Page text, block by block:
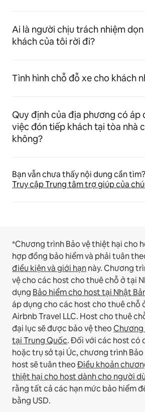
Ai là người chịu trách nhiệm dọn
khách của tôi rời đi?
Tình hình chỗ đỗ xe cho khách
Quy định của địa phương có áp
việc đón tiếp khách tại tòa nhà
không?
Bạn vẫn chưa thấy nội dung cần tìm?
Truy cập Trung tâm trợ giúp của
*Chương trình Bảo vệ thiệt hại cho
hợp đồng bảo hiểm và phải tuân
điều kiện và giới hạnnày.Chương
vệ cho các host cho thuê chỗ ở tại
dụng Bảo hiểm cho host tại Nhật
áp dụng cho các host cho thuê chỗ
Airbnb Travel LLC. Host cho thuê
đại lục sẽ được bảo vệ theoChương
tại Trung Quốc.Đối với các host có
hoặc trụ sở tại Úc, chương trình
host sẽ tuân theoĐiều khoản
thiệt hại cho host dành cho người
rằng tất cả các hạn mức bảo hiểm
bằng USD.